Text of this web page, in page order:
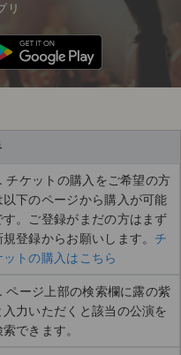
リ
チケットの購入をご希望の方
以下のページから購入が可能
す。ご登録がまだの方はまず
規登録からお願いします。 チ
ットの購入はこちら
ページ上部の検索欄に露の紫
入力いただくと該当の公演を
索できます。